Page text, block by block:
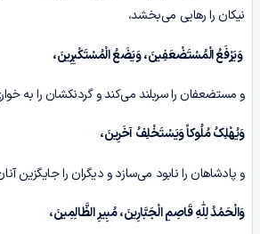
نیکان را رهایی می‌بخشد،
وَیَرْفَعُ الْمُسْتَضْعَفِینَ، وَیَضَعُ الْمُسْتَکْبِرِینَ،
و مستضعفان را سربلند می‌کند و گردنکشان را به
وَیُهْلِکُ مُلُوکاً وَیَسْتَخْلِفُ آخَرِینَ،
و پادشاهان را نابود می‌سازد و دیگران را جایگزین
وَالْحَمْدُ لِلّٰهِ قَاصِمِ الْجَبَّارِینَ، مُبِیرِ الظَّالِمِینَ،